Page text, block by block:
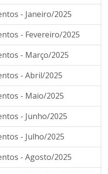
- Janeiro/2025
- Fevereiro/2025
- Março/2025
- Abril/2025
- Maio/2025
- Junho/2025
- Julho/2025
- Agosto/2025